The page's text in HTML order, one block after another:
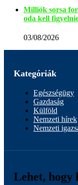
Milliók sorsa
oda kell
03/08/2026
Kategóriák
Egészségügy
Gazdaság
Külföld
Nemzeti hírek
Nemzeti
Lehet, hogy